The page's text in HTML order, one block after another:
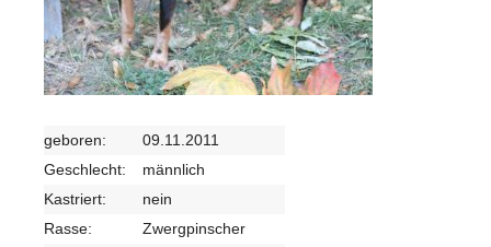
geboren:
09.11.2011
Geschlecht:
männlich
Kastriert:
nein
Rasse:
Zwergpinscher